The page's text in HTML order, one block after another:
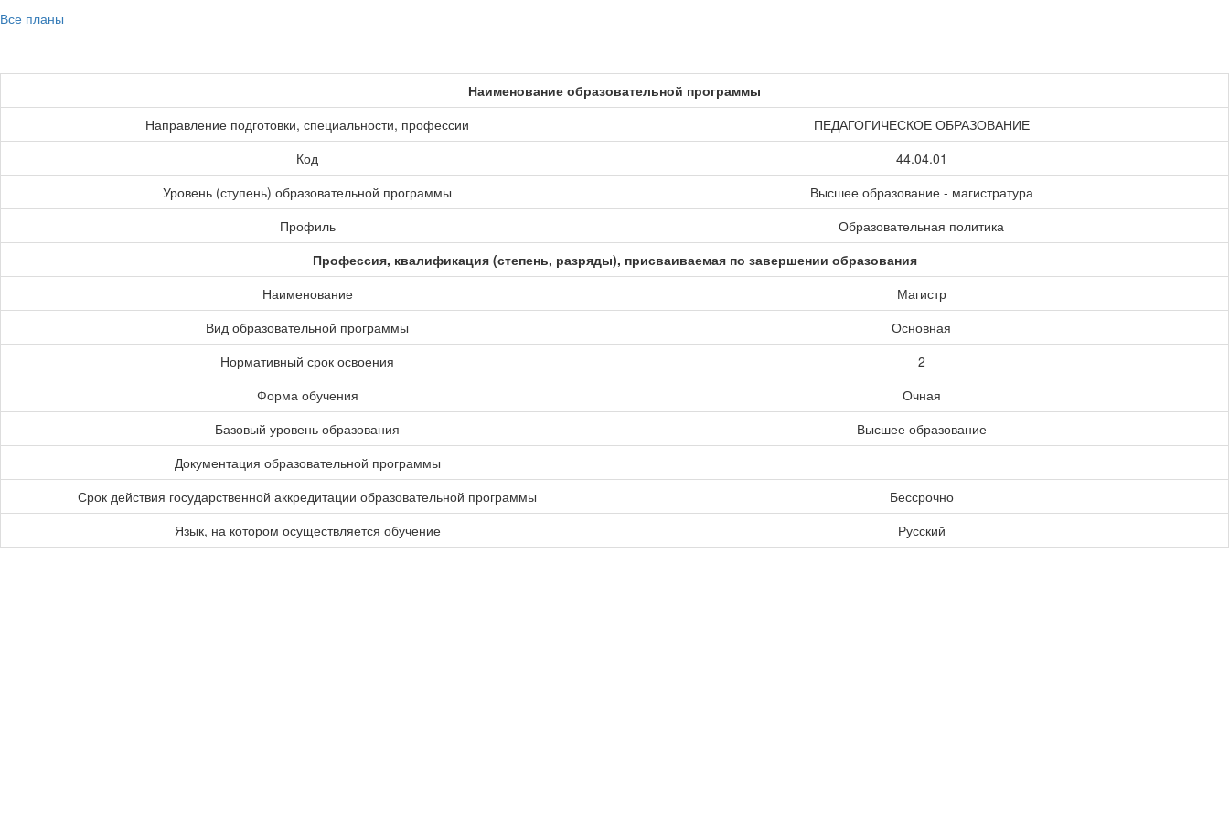
Все планы
Наименование образовательной программы
Направление подготовки, специальности, профессии
ПЕДАГОГИЧЕСКОЕ ОБРАЗОВАНИЕ
Код
44.04.01
Уровень (ступень) образовательной программы
Высшее образование - магистратура
Профиль
Образовательная политика
Профессия, квалификация (степень, разряды), присваиваемая по завершении образования
Наименование
Магистр
Вид образовательной программы
Основная
Нормативный срок освоения
2
Форма обучения
Очная
Базовый уровень образования
Высшее образование
Документация образовательной программы
Срок действия государственной аккредитации образовательной программы
Бессрочно
Язык, на котором осуществляется обучение
Русский